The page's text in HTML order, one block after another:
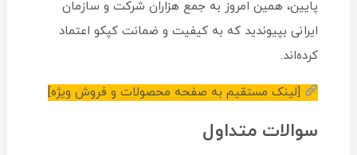
پایین، همین امروز به جمع هزاران شرکت و سازمان
ایرانی بپیوندید که به کیفیت و ضمانت کپکو اعتماد
کرده‌اند.
[لینک مستقیم به صفحه محصولات و فروش ویژه]
سوالات متداول